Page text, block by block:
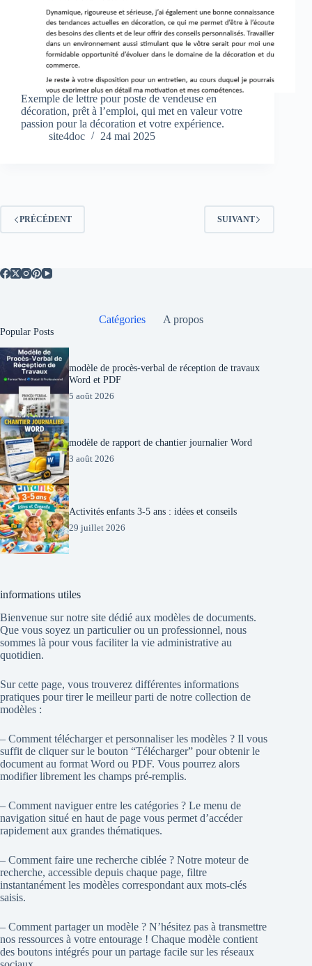
Exemple de lettre pour poste de vendeuse en
décoration, prêt à l’emploi, qui met en valeur votre
passion pour la décoration et votre expérience.
site4doc
24 mai 2025
PRÉCÉDENT SUIVANT
Catégories A propos
Popular Posts
modèle de procès-verbal de réception de travaux
Word et PDF
5 août 2026
modèle de rapport de chantier journalier Word
3 août 2026
Activités enfants 3-5 ans : idées et conseils
29 juillet 2026
informations utiles
Bienvenue sur notre site dédié aux modèles de documents.
Que vous soyez un particulier ou un professionnel, nous
sommes là pour vous faciliter la vie administrative au
quotidien.
Sur cette page, vous trouverez différentes informations
pratiques pour tirer le meilleur parti de notre collection de
modèles :
– Comment télécharger et personnaliser les modèles ? Il vous
suffit de cliquer sur le bouton “Télécharger” pour obtenir le
document au format Word ou PDF. Vous pourrez alors
modifier librement les champs pré-remplis.
– Comment naviguer entre les catégories ? Le menu de
navigation situé en haut de page vous permet d’accéder
rapidement aux grandes thématiques.
– Comment faire une recherche ciblée ? Notre moteur de
recherche, accessible depuis chaque page, filtre
instantanément les modèles correspondant aux mots-clés
saisis.
– Comment partager un modèle ? N’hésitez pas à transmettre
nos ressources à votre entourage ! Chaque modèle contient
des boutons intégrés pour un partage facile sur les réseaux